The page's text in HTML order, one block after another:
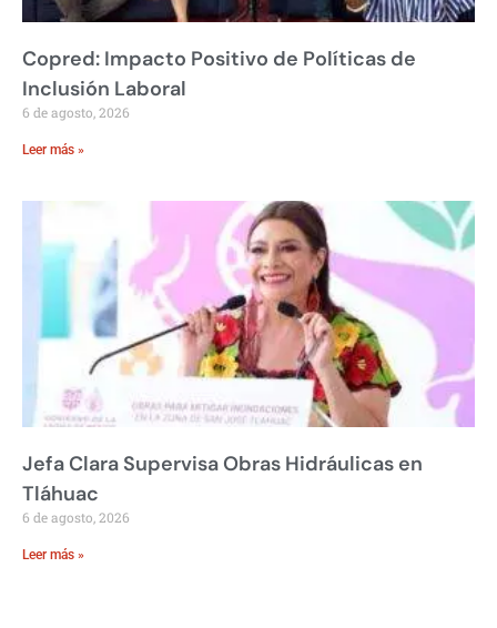
Copred: Impacto Positivo de Políticas de
Inclusión Laboral
6 de agosto, 2026
Leer más »
Jefa Clara Supervisa Obras Hidráulicas en
Tláhuac
6 de agosto, 2026
Leer más »